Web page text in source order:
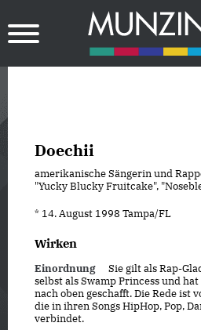
Doechii
amerikanische Sängerin und
"Yucky Blucky Fruitcake",
* 14. August 1998 Tampa/FL
Wirken
Einordnung
Sie gilt als Rap-
selbst als Swamp Princess und
nach oben geschafft. Die Rede ist
die in ihren Songs HipHop, Pop,
verbindet.